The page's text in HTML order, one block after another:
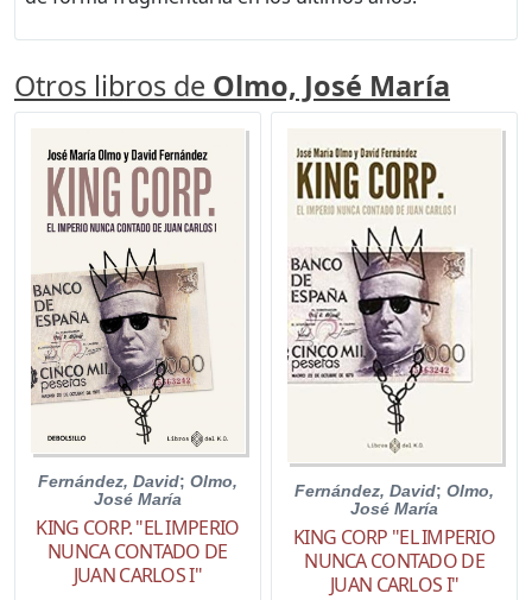
Otros libros de Olmo, José María
Fernández, David; Olmo,
José María
KING CORP. "EL IMPERIO
NUNCA CONTADO DE
JUAN CARLOS I"
Fernández, David;Olmo,
José María
KING CORP "EL IMPERIO
NUNCA CONTADO DE
JUAN CARLOS I"